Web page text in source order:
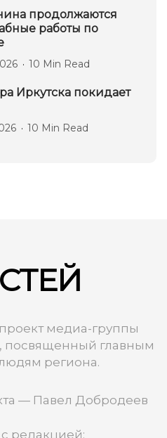
продолжаются
работы по
10 Min Read
Иркутска покидает
10 Min Read
медиа-группы
посвященный главным
региона.
— Павел Добродеев
редакцией: